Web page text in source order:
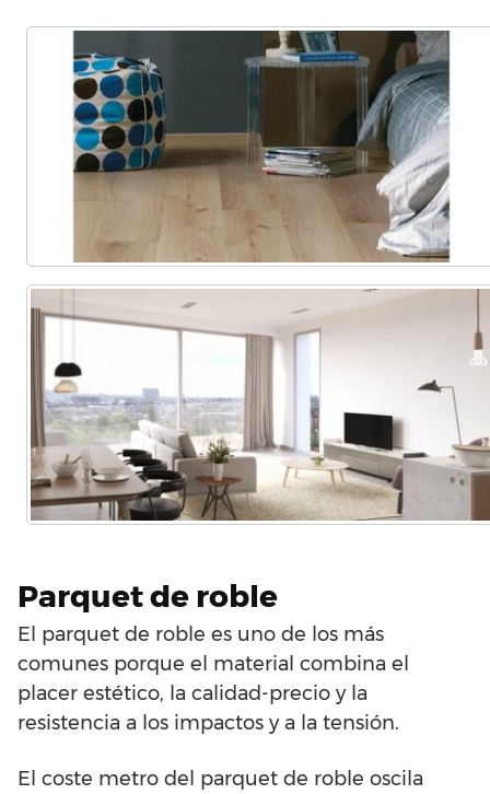
Parquet de roble
El parquet de roble es uno de los más
comunes porque el material combina el
placer estético, la calidad-precio y la
resistencia a los impactos y a la tensión.
El coste metro del parquet de roble oscila